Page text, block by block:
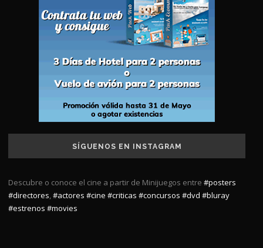
SÍGUENOS EN INSTAGRAM
Descubre o conoce el cine a partir de Minijuegos entre #posters
#directores,#actores #cine #criticas #concursos #dvd #bluray
#estrenos #movies